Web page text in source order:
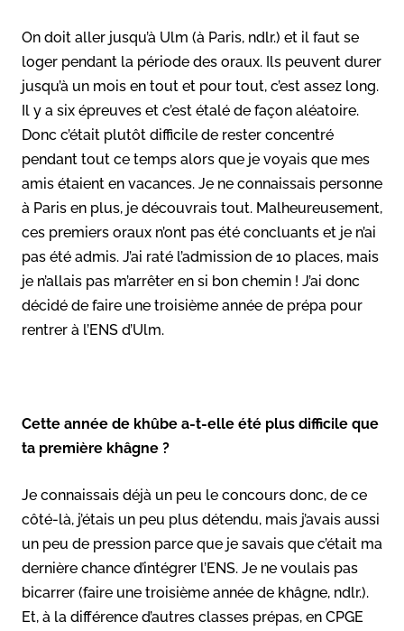
On doit aller jusqu’à Ulm (à Paris, ndlr.) et il faut se
loger pendant la période des oraux. Ils peuvent durer
jusqu’à un mois en tout et pour tout, c’est assez long.
Il y a six épreuves et c’est étalé de façon aléatoire.
Donc c’était plutôt difficile de rester concentré
pendant tout ce temps alors que je voyais que mes
amis étaient en vacances. Je ne connaissais personne
à Paris en plus, je découvrais tout. Malheureusement,
ces premiers oraux n’ont pas été concluants et je n’ai
pas été admis. J’ai raté l’admission de 10 places, mais
je n’allais pas m’arrêter en si bon chemin ! J’ai donc
décidé de faire une troisième année de prépa pour
rentrer à l’ENS d’Ulm.
Cette année de khûbe a-t-elle été plus difficile que
ta première khâgne ?
Je connaissais déjà un peu le concours donc, de ce
côté-là, j’étais un peu plus détendu, mais j’avais aussi
un peu de pression parce que je savais que c’était ma
dernière chance d’intégrer l’ENS. Je ne voulais pas
bicarrer (faire une troisième année de khâgne, ndlr.).
Et, à la différence d’autres classes prépas, en CPGE